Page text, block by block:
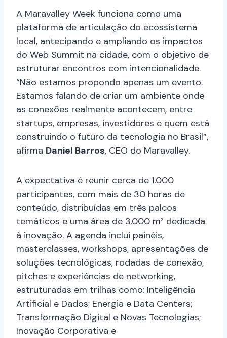
A Maravalley Week funciona como uma
plataforma de articulação do ecossistema
local, antecipando e ampliando os impactos
do Web Summit na cidade, com o objetivo de
estruturar encontros com intencionalidade.
“Não estamos propondo apenas um evento.
Estamos falando de criar um ambiente onde
as conexões realmente acontecem, entre
startups, empresas, investidores e quem está
construindo o futuro da tecnologia no Brasil”,
afirma Daniel Barros, CEO do Maravalley.
A expectativa é reunir cerca de 1.000
participantes, com mais de 30 horas de
conteúdo, distribuídas em três palcos
temáticos e uma área de 3.000 m² dedicada
à inovação. A agenda inclui painéis,
masterclasses, workshops, apresentações de
soluções tecnológicas, rodadas de conexão,
pitches e experiências de networking,
estruturadas em trilhas como: Inteligência
Artificial e Dados; Energia e Data Centers;
Transformação Digital e Novas Tecnologias;
Inovação Corporativa e